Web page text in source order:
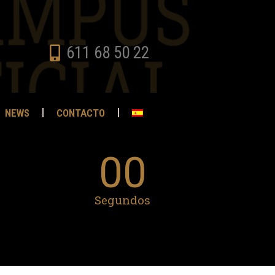
611 68 50 22
NEWS CONTACTO
00
Segundos